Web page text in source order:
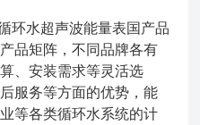
环水超声波能量表国产品
品矩阵，不同品牌各有
、安装需求等灵活选
服务等方面的优势，能
等各类循环水系统的计